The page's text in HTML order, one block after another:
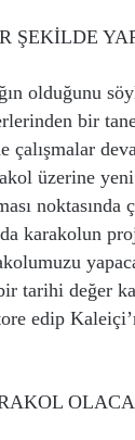
ŞEKİLDE
olduğunu
bir
çalışmalar
üzerine yeni
noktasında
karakolun
tarihi değer
edip